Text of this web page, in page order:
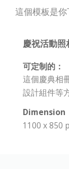
這個模板是
慶祝活動
可定制的：
這個慶典相
設計組件等
Dimension
1100 x 850